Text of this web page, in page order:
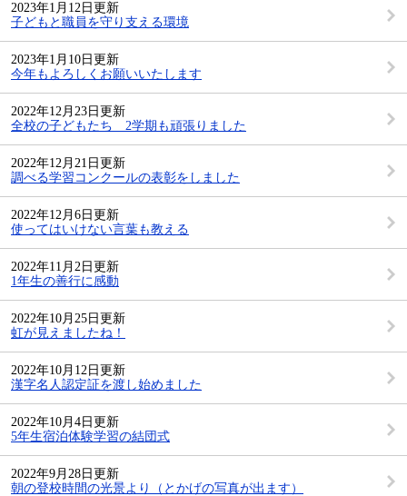
2023年1月12日更新
子どもと職員を守り支える環境
2023年1月10日更新
今年もよろしくお願いいたします
2022年12月23日更新
全校の子どもたち 2学期も頑張りました
2022年12月21日更新
調べる学習コンクールの表彰をしました
2022年12月6日更新
使ってはいけない言葉も教える
2022年11月2日更新
1年生の善行に感動
2022年10月25日更新
虹が見えましたね！
2022年10月12日更新
漢字名人認定証を渡し始めました
2022年10月4日更新
5年生宿泊体験学習の結団式
2022年9月28日更新
朝の登校時間の光景より（とかげの写真が出ます）